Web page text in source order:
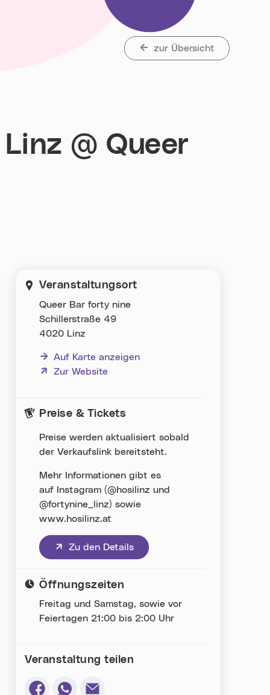
zur Übersicht
@ Queer
Veranstaltungsort
Queer Bar forty nine
Schillerstraße 49
4020 Linz
Auf Karte anzeigen
Zur Website
(neues Fenster)
Preise & Tickets
Preise werden aktualisiert sobald
der Verkaufslink bereitsteht.
Mehr Informationen gibt es
auf Instagram (@hosilinz und
@fortynine_linz) sowie
www.hosilinz.at
Zu den Details
(neues Fenster)
Öffnungszeiten
Freitag und Samstag, sowie vor
Feiertagen 21:00 bis 2:00 Uhr
Veranstaltung teilen